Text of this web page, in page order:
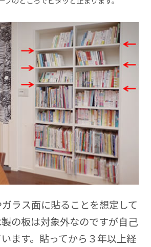
ラス面に貼ることを想定して
の板は対象外なのですが自己
ます。貼ってから３年以上経